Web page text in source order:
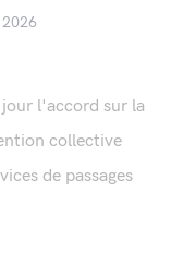
l'accord sur la
collective
de passages